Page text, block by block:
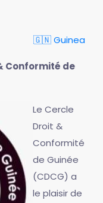
🇬🇳 Guinea
Conformité de
Le Cercle
Droit &
Conformité
de Guinée
(CDCG) a
le plaisir de